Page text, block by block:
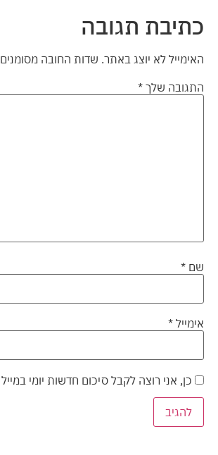
כתיבת תגובה
האימייל לא יוצג באתר. שדות החובה מסומנים
התגובה שלך *
שם *
אימייל *
כן, אני רוצה לקבל סיכום חדשות יומי במייל